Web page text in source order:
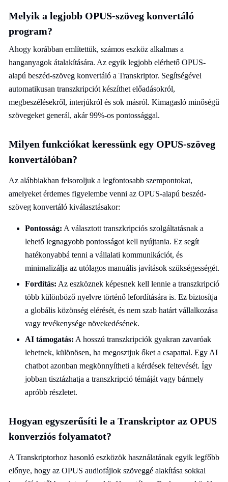
Melyik a legjobb OPUS-szöveg konvertáló
program?
Ahogy korábban említettük, számos eszköz alkalmas a
hanganyagok átalakítására. Az egyik legjobb elérhető OPUS-
alapú beszéd-szöveg konvertáló a Transkriptor. Segítségével
automatikusan transzkripciót készíthet előadásokról,
megbeszélésekről, interjúkról és sok másról. Kimagasló minőségű
szövegeket generál, akár 99%-os pontossággal.
Milyen funkciókat keressünk egy OPUS-szöveg
konvertálóban?
Az alábbiakban felsoroljuk a legfontosabb szempontokat,
amelyeket érdemes figyelembe venni az OPUS-alapú beszéd-
szöveg konvertáló kiválasztásakor:
Pontosság: A választott transzkripciós szolgáltatásnak a
lehető legnagyobb pontosságot kell nyújtania. Ez segít
hatékonyabbá tenni a vállalati kommunikációt, és
minimalizálja az utólagos manuális javítások szükségességét.
Fordítás: Az eszköznek képesnek kell lennie a transzkripció
több különböző nyelvre történő lefordítására is. Ez biztosítja
a globális közönség elérését, és nem szab határt vállalkozása
vagy tevékenysége növekedésének.
AI támogatás: A hosszú transzkripciók gyakran zavaróak
lehetnek, különösen, ha megosztjuk őket a csapattal. Egy AI
chatbot azonban megkönnyítheti a kérdések feltevését. Így
jobban tisztázhatja a transzkripció témáját vagy bármely
apróbb részletet.
Hogyan egyszerűsíti le a Transkriptor az OPUS
konverziós folyamatot?
A Transkriptorhoz hasonló eszközök használatának egyik legfőbb
előnye, hogy az OPUS audiofájlok szöveggé alakítása sokkal